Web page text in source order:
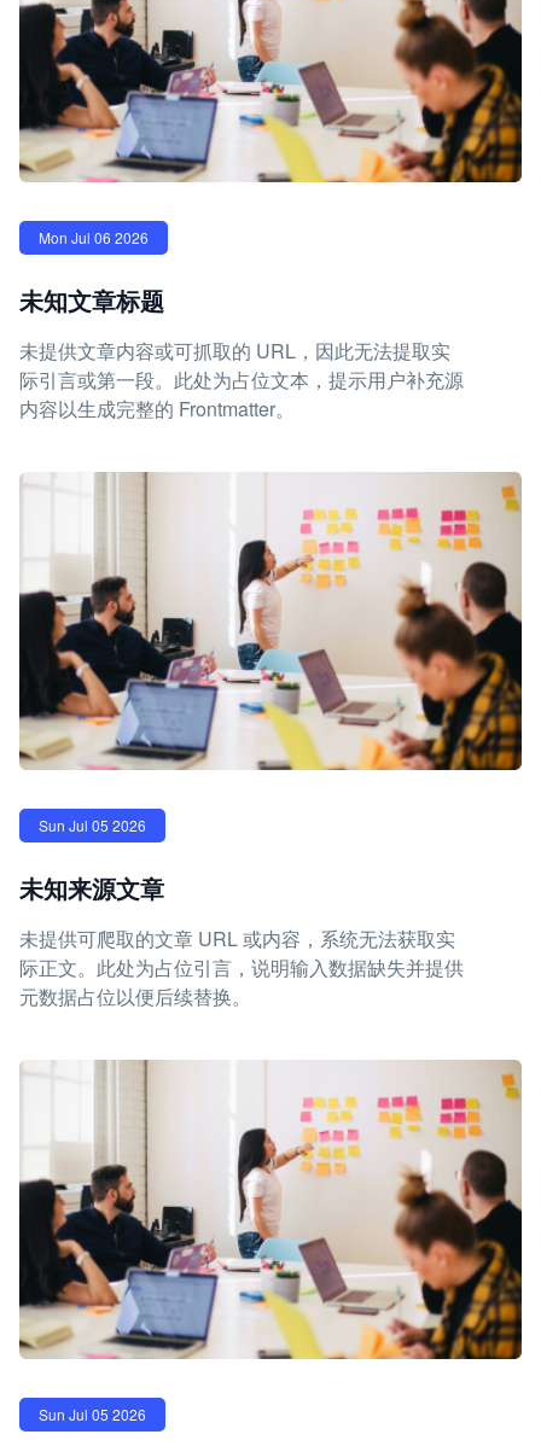
Mon Jul 06 2026
未知文章标题
未提供文章内容或可抓取的 URL，因此无法提取实
际引言或第一段。此处为占位文本，提示用户补充源
内容以生成完整的 Frontmatter。
Sun Jul 05 2026
未知来源文章
未提供可爬取的文章 URL 或内容，系统无法获取实
际正文。此处为占位引言，说明输入数据缺失并提供
元数据占位以便后续替换。
Sun Jul 05 2026